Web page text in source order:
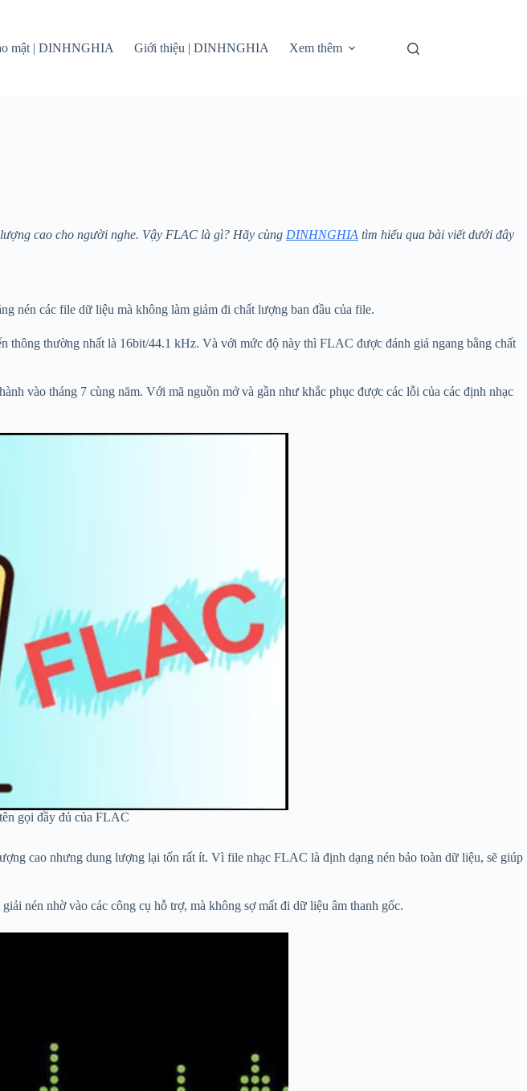
mật | DINHNGHIA Giới thiệu | DINHNGHIA Xem thêm
cao cho người nghe. Vậy FLAC là gì? Hãy cùng DINHNGHIA tìm hiểu qua bài viết dưới đây
nén các file dữ liệu mà không làm giảm đi chất lượng ban đầu của file.
thường nhất là 16bit/44.1 kHz. Và với mức độ này thì FLAC được đánh giá ngang bằng chất
vào tháng 7 cùng năm. Với mã nguồn mở và gần như khắc phục được các lỗi của các định nhạc
gọi đầy đủ của FLAC
cao nhưng dung lượng lại tốn rất ít. Vì file nhạc FLAC là định dạng nén bảo toàn dữ liệu, sẽ giúp
nén nhờ vào các công cụ hỗ trợ, mà không sợ mất đi dữ liệu âm thanh gốc.